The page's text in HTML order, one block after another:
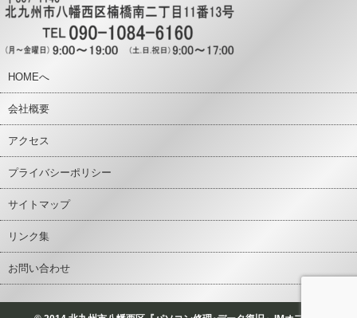
HOMEへ
会社概要
アクセス
プライバシーポリシー
サイトマップ
リンク集
お問い合わせ